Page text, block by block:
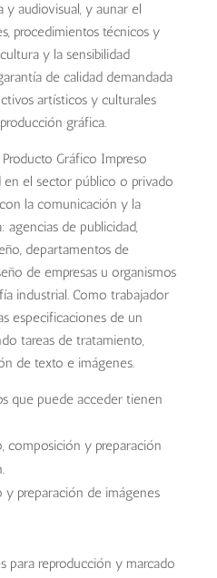
audiovisual, y aunar el
procedimientos técnicos y
y la sensibilidad
de calidad demandada
artísticos y culturales
gráfica.
Gráfico Impreso
el sector público o privado
la comunicación y la
agencias de publicidad,
departamentos de
de empresas u organismos
industrial. Como trabajador
especificaciones de un
tareas de tratamiento,
de texto e imágenes.
que puede acceder tienen
composición y preparación
preparación de imágenes
para reproducción y marcado